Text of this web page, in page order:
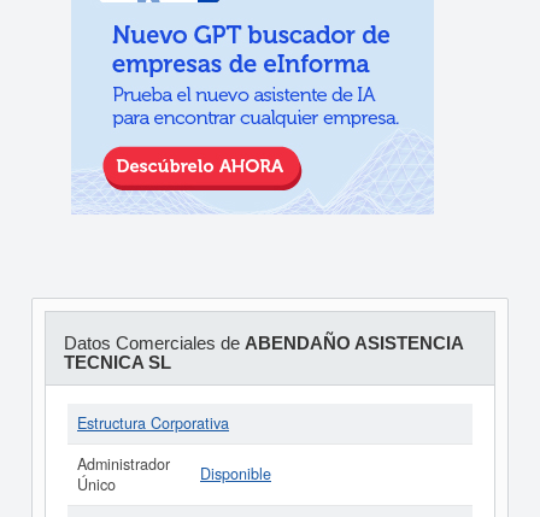
Datos Comerciales de ABENDAÑO ASISTENCIA
TECNICA SL
Estructura Corporativa
Administrador
Único
Disponible